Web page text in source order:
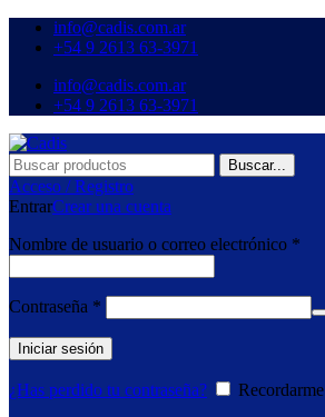
info@cadis.com.ar
‪+54 9 2613 63‑3971‬
info@cadis.com.ar
‪+54 9 2613 63‑3971‬
Buscar...
Acceso / Registro
EntrarCrear una cuenta
Nombre de usuario o correo electrónico *
Contraseña *
Iniciar sesión
¿Has perdido tu contraseña?
Recordarme